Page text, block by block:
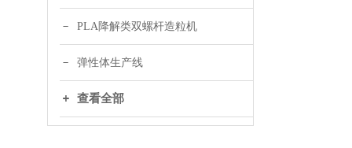
PLA降解类双螺杆造粒机
弹性体生产线
查看全部